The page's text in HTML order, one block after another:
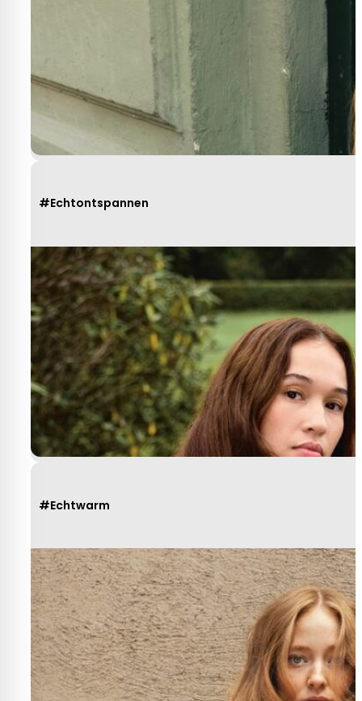
Heel behulpzaam, goede service mooie
produkten!
Yvonne Claessen
#Echtontspannen
#Echtwarm